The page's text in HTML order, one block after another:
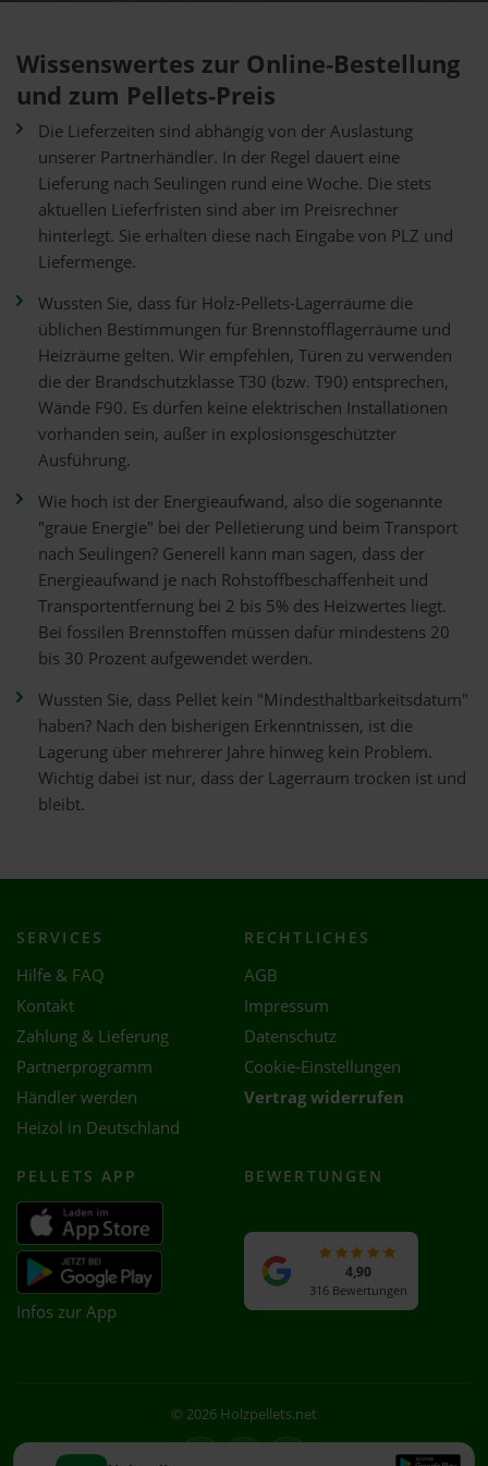
Wissenswertes zur Online-Bestellung
und zum Pellets-Preis
Die Lieferzeiten sind abhängig von der Auslastung
unserer Partnerhändler. In der Regel dauert eine
Lieferung nach Seulingen rund eine Woche. Die stets
aktuellen Lieferfristen sind aber im Preisrechner
hinterlegt. Sie erhalten diese nach Eingabe von PLZ und
Liefermenge.
Wussten Sie, dass für Holz-Pellets-Lagerräume die
üblichen Bestimmungen für Brennstofflagerräume und
Heizräume gelten. Wir empfehlen, Türen zu verwenden
die der Brandschutzklasse T30 (bzw. T90) entsprechen,
Wände F90. Es dürfen keine elektrischen Installationen
vorhanden sein, außer in explosionsgeschützter
Ausführung.
Wie hoch ist der Energieaufwand, also die sogenannte
"graue Energie" bei der Pelletierung und beim Transport
nach Seulingen? Generell kann man sagen, dass der
Energieaufwand je nach Rohstoffbeschaffenheit und
Transportentfernung bei 2 bis 5% des Heizwertes liegt.
Bei fossilen Brennstoffen müssen dafür mindestens 20
bis 30 Prozent aufgewendet werden.
Wussten Sie, dass Pellet kein "Mindesthaltbarkeitsdatum"
haben? Nach den bisherigen Erkenntnissen, ist die
Lagerung über mehrerer Jahre hinweg kein Problem.
Wichtig dabei ist nur, dass der Lagerraum trocken ist und
bleibt.
SERVICES
Hilfe & FAQ
Kontakt
Zahlung & Lieferung
Partnerprogramm
Händler werden
Heizöl in Deutschland
RECHTLICHES
AGB
Impressum
Datenschutz
Cookie-Einstellungen
Vertrag widerrufen
PELLETS APP
Infos zur App
BEWERTUNGEN
4,90
316 Bewertungen
© 2026 Holzpellets.net